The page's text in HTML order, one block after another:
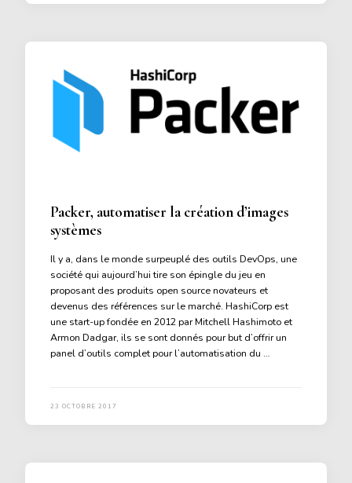
Packer, automatiser la création d’images
systèmes
Il y a, dans le monde surpeuplé des outils DevOps, une
société qui aujourd’hui tire son épingle du jeu en
proposant des produits open source novateurs et
devenus des références sur le marché. HashiCorp est
une start-up fondée en 2012 par Mitchell Hashimoto et
Armon Dadgar, ils se sont donnés pour but d’offrir un
panel d’outils complet pour l’automatisation du …
23 OCTOBRE 2017